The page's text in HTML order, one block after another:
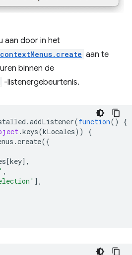
aan door in het
contextMenus.create aan te
binnen de
-listenergebeurtenis.
.addListener(function()
{
.keys(kLocales))
{
.create({
[key],
,
],